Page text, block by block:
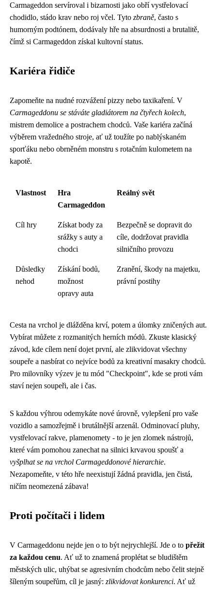
Carmageddon servíroval i bizarnosti jako obří vystřelovací
chodidlo, stádo krav nebo roj včel. Tyto zbraně, často s
humorným podtónem, dodávaly hře na absurdnosti a brutalitě,
čímž si Carmageddon získal kultovní status.
Kariéra řidiče
Zapomeňte na nudné rozvážení pizzy nebo taxikaření. V
Carmageddonu se stáváte gladiátorem na čtyřech kolech,
mistrem demolice a postrachem chodců. Vaše kariéra začíná
výběrem vražedného stroje, ať už toužíte po nablýskaném
sporťáku nebo obrněném monstru s rotačním kulometem na
kapotě.
Vlastnost
Hra
Carmageddon
Reálný svět
Cíl hry
Získat body za
srážky s auty a
chodci
Bezpečně se dopravit do
cíle, dodržovat pravidla
silničního provozu
Důsledky
nehod
Získání bodů,
možnost
opravy auta
Zranění, škody na majetku,
právní postihy
Cesta na vrchol je dlážděna krví, potem a úlomky zničených aut.
Vybírat můžete z rozmanitých herních módů. Zkuste klasický
závod, kde cílem není dojet první, ale zlikvidovat všechny
soupeře a nasbírat co nejvíce bodů za kreativní masakry chodců.
Pro milovníky výzev je tu mód "Checkpoint", kde se proti vám
staví nejen soupeři, ale i čas.
S každou výhrou odemykáte nové úrovně, vylepšení pro vaše
vozidlo a samozřejmě i brutálnější arzenál. Odminovací pluhy,
vystřelovací rakve, plamenomety - to je jen zlomek nástrojů,
které vám pomohou zanechat na silnici krvavou spoušť a
vyšplhat se na vrchol Carmageddonové hierarchie.
Nezapomeňte, v této hře neexistují žádná pravidla, jen čistá,
ničím neomezená zábava!
Proti počítači i lidem
V Carmageddonu nejde jen o to být nejrychlejší. Jde o to přežít
za každou cenu. Ať už to znamená proplétat se bludištěm
městských ulic, uhýbat se agresivním chodcům nebo čelit stejně
šíleným soupeřům, cíl je jasný: zlikvidovat konkurenci. Ať už